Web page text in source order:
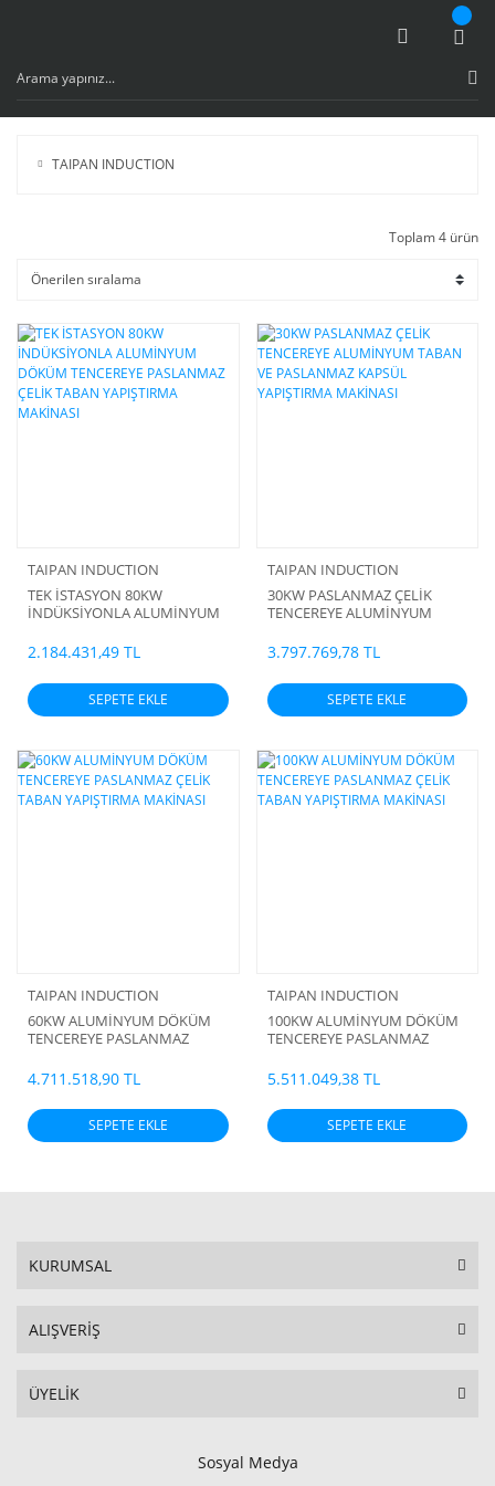
TAIPAN INDUCTION
Toplam 4 ürün
TAIPAN INDUCTION
TEK İSTASYON 80KW
İNDÜKSİYONLA ALUMİNYUM
PASLANMAZ ÇELİK TABAN
YAPIŞTIRMA MAKİNASI
2.184.431,49 TL
SEPETE EKLE
TAIPAN INDUCTION
30KW PASLANMAZ ÇELİK
TENCEREYE ALUMİNYUM
KAPSÜL YAPIŞTIRMA
3.797.769,78 TL
SEPETE EKLE
TAIPAN INDUCTION
60KW ALUMİNYUM DÖKÜM
TENCEREYE PASLANMAZ
MAKİNASI
4.711.518,90 TL
SEPETE EKLE
TAIPAN INDUCTION
100KW ALUMİNYUM DÖKÜM
TENCEREYE PASLANMAZ
MAKİNASI
5.511.049,38 TL
SEPETE EKLE
KURUMSAL
ALIŞVERİŞ
ÜYELİK
Sosyal Medya